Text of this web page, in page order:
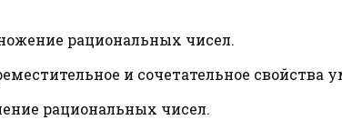
рациональных чисел.
и сочетательное
рациональных чисел.